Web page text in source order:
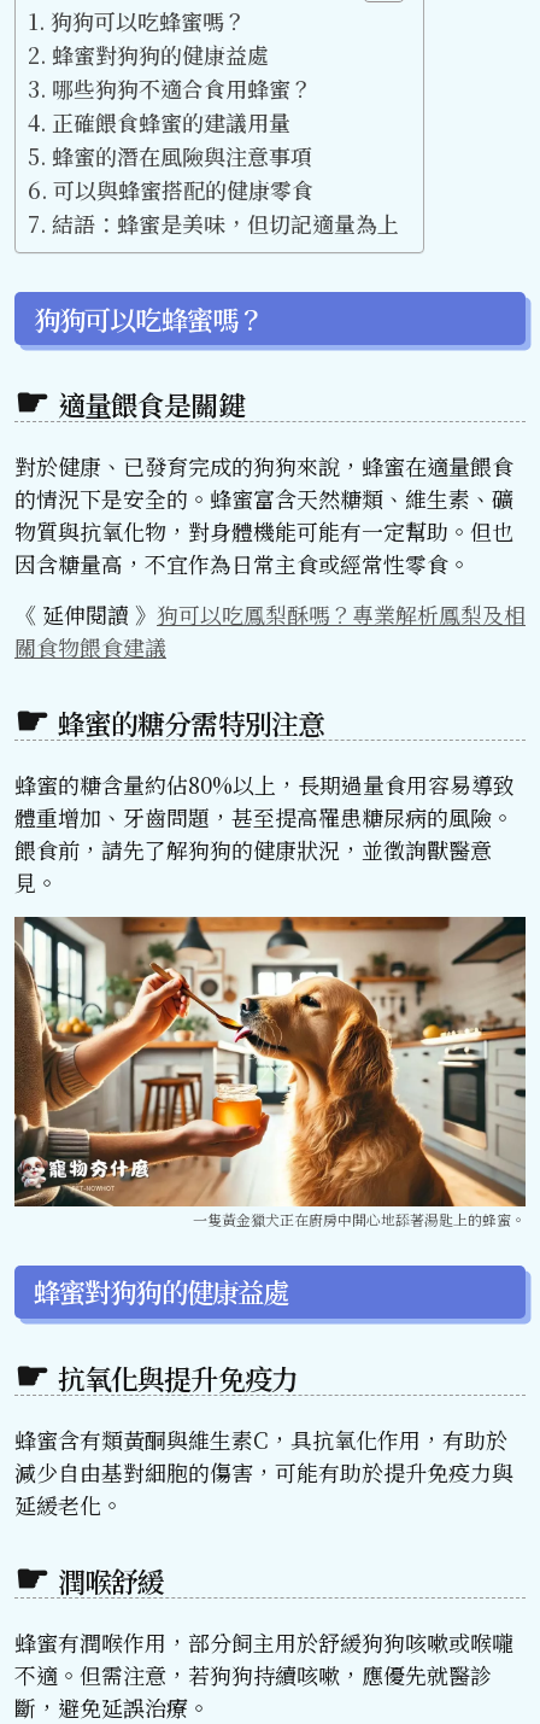
狗狗可以吃蜂蜜嗎？
蜂蜜對狗狗的健康益處
哪些狗狗不適合食用蜂蜜？
正確餵食蜂蜜的建議用量
蜂蜜的潛在風險與注意事項
可以與蜂蜜搭配的健康零食
結語：蜂蜜是美味，但切記適量為上
狗狗可以吃蜂蜜嗎？
適量餵食是關鍵
對於健康、已發育完成的狗狗來說，蜂蜜在適量餵食
的情況下是安全的。蜂蜜富含天然糖類、維生素、礦
物質與抗氧化物，對身體機能可能有一定幫助。但也
因含糖量高，不宜作為日常主食或經常性零食。
《 延伸閱讀 》 狗可以吃鳳梨酥嗎？專業解析鳳梨及相
關食物餵食建議
蜂蜜的糖分需特別注意
蜂蜜的糖含量約佔80%以上，長期過量食用容易導致
體重增加、牙齒問題，甚至提高罹患糖尿病的風險。
餵食前，請先了解狗狗的健康狀況，並徵詢獸醫意
見。
一隻黃金獵犬正在廚房中開心地舔著湯匙上的蜂蜜。
蜂蜜對狗狗的健康益處
抗氧化與提升免疫力
蜂蜜含有類黃酮與維生素C，具抗氧化作用，有助於
減少自由基對細胞的傷害，可能有助於提升免疫力與
延緩老化。
潤喉舒緩
蜂蜜有潤喉作用，部分飼主用於舒緩狗狗咳嗽或喉嚨
不適。但需注意，若狗狗持續咳嗽，應優先就醫診
斷，避免延誤治療。